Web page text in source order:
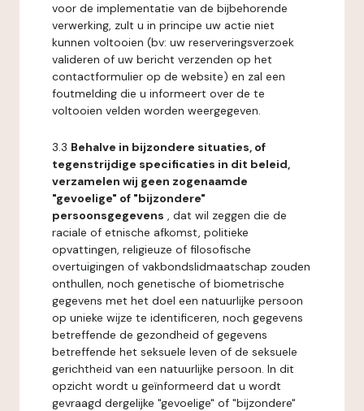
voor de implementatie van de bijbehorende
verwerking, zult u in principe uw actie niet
kunnen voltooien (bv: uw reserveringsverzoek
valideren of uw bericht verzenden op het
contactformulier op de website) en zal een
foutmelding die u informeert over de te
voltooien velden worden weergegeven.
3.3 Behalve in bijzondere situaties, of
tegenstrijdige specificaties in dit beleid,
verzamelen wij geen zogenaamde
"gevoelige" of "bijzondere"
persoonsgegevens , dat wil zeggen die de
raciale of etnische afkomst, politieke
opvattingen, religieuze of filosofische
overtuigingen of vakbondslidmaatschap zouden
onthullen, noch genetische of biometrische
gegevens met het doel een natuurlijke persoon
op unieke wijze te identificeren, noch gegevens
betreffende de gezondheid of gegevens
betreffende het seksuele leven of de seksuele
gerichtheid van een natuurlijke persoon. In dit
opzicht wordt u geïnformeerd dat u wordt
gevraagd dergelijke "gevoelige" of "bijzondere"